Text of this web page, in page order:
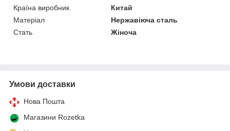
Країна виробник
Китай
Матеріал
Нержавіюча сталь
Стать
Жіноча
Умови доставки
Нова Пошта
Магазини Rozetka